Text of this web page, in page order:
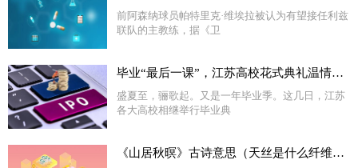
前阿森纳球员帕特里克·维埃拉被认为有望接任利兹
联队的主教练，据《卫
毕业“最后一课”，江苏高校花式典礼温情告别_环球即时看
盛夏至，骊歌起。又是一年毕业季。这几日，江苏
各大高校相继举行毕业典
《山居秋暝》古诗意思（天丝是什么纤维）_全球快消息